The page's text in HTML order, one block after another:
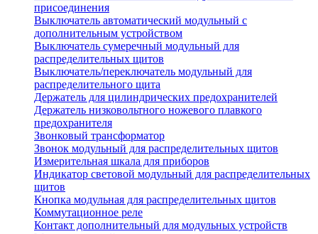
присоединения
Выключатель автоматический модульный с
дополнительным устройством
Выключатель сумеречный модульный для
распределительных щитов
Выключатель/переключатель модульный для
распределительного щита
Держатель для цилиндрических предохранителей
Держатель низковольтного ножевого плавкого
предохранителя
Звонковый трансформатор
Звонок модульный для распределительных щитов
Измерительная шкала для приборов
Индикатор световой модульный для распределительных
щитов
Кнопка модульная для распределительных щитов
Коммутационное реле
Контакт дополнительный для модульных устройств